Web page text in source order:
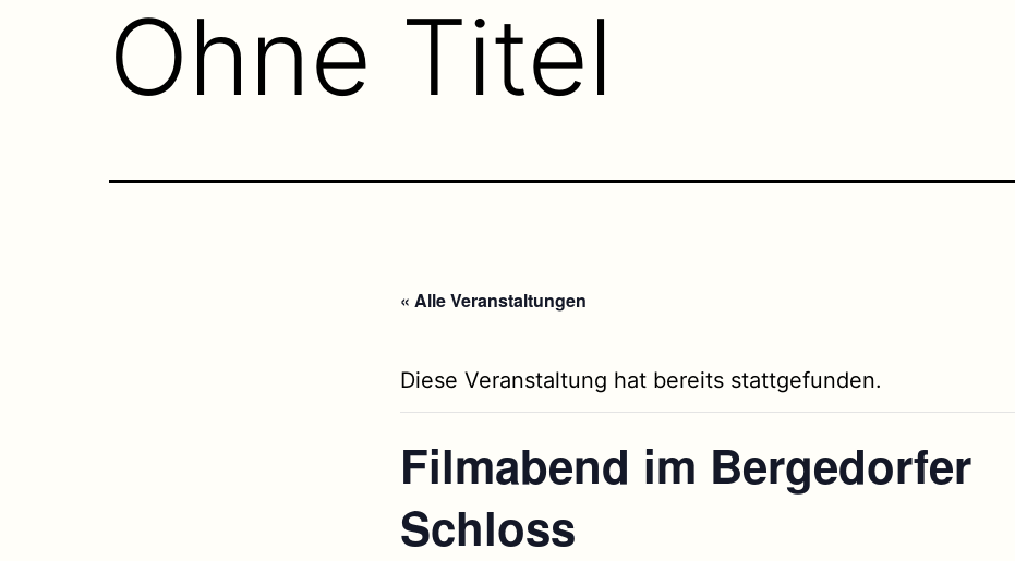
Ohne Titel
« Alle Veranstaltungen
Diese Veranstaltung hat bereits stattgefunden.
Filmabend im Bergedorfer
Schloss